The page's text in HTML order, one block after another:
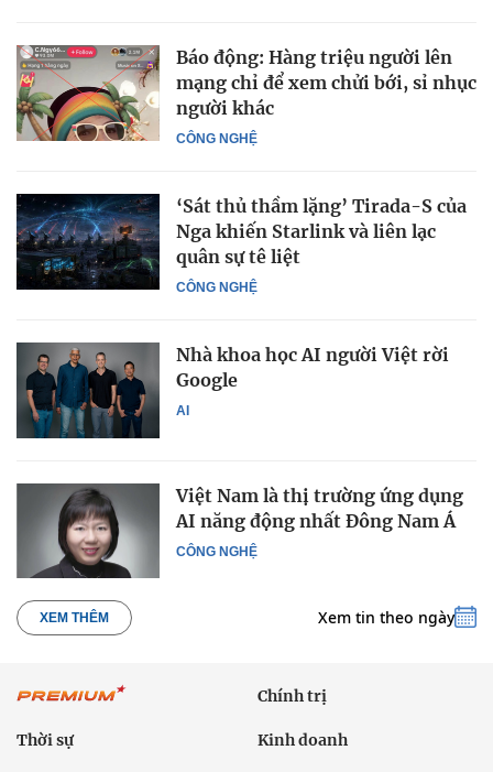
CÔNG NGHỆ
Báo động: Hàng triệu người lên
mạng chỉ để xem chửi bới, sỉ nhục
người khác
CÔNG NGHỆ
‘Sát thủ thầm lặng’ Tirada-S của
Nga khiến Starlink và liên lạc
quân sự tê liệt
AI
Nhà khoa học AI người Việt rời
Google
CÔNG NGHỆ
Việt Nam là thị trường ứng dụng
AI năng động nhất Đông Nam Á
XEM THÊM Xem tin theo ngày
Chính trị
Thời sự Kinh doanh